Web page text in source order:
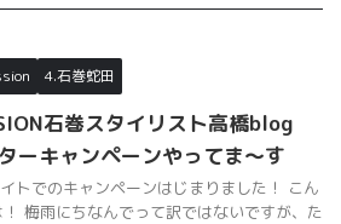
4.石巻蛇田
石巻スタイリスト高橋blog
ーキャンペーンやってま〜す
イトでのキャンペーンはじまりました！ こん
！ 梅雨にちなんでって訳ではないですが、た